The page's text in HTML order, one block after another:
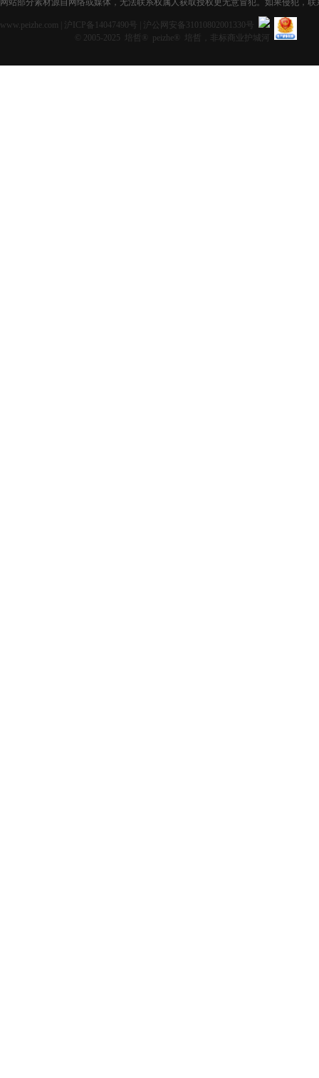
网站部分素材源自网络或媒体，无法联系权属人获取授权更无意冒犯。如果侵犯，联
www.peizhe.com 沪ICP备14047490号
沪公网安备31010802001330号
© 2005-2025 培哲® peizhe® 培哲，非标商业护城河